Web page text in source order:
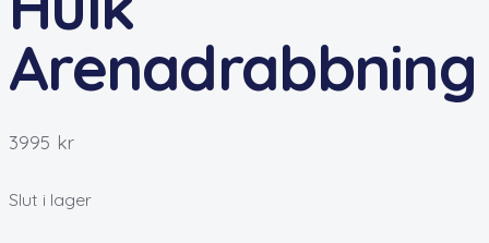
Arenadrabbning
3995 kr
Slut i lager